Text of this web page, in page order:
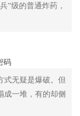
”级的普通炸药，
码
式无疑是爆破。但
一堆，有的却侧